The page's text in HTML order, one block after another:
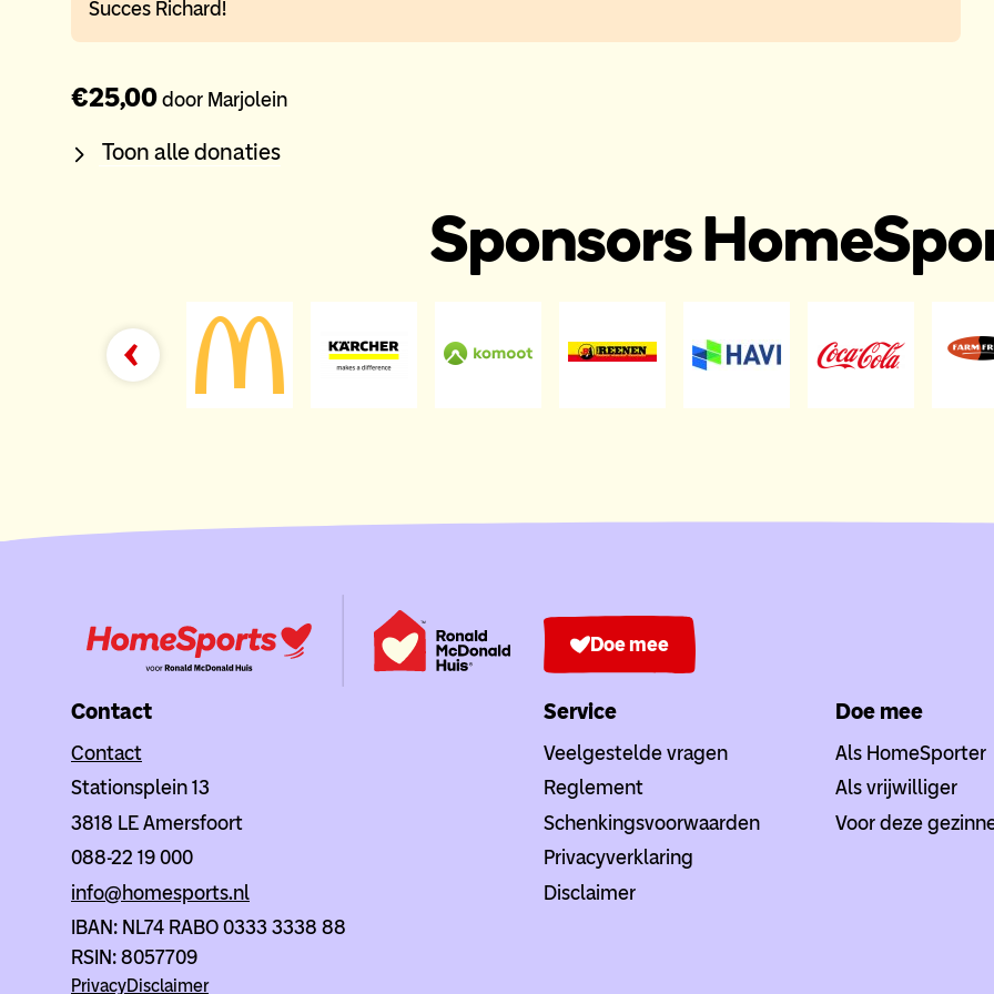
Succes Richard!
€25,00door Marjolein
Toon alle donaties
Sponsors
Doe mee
Contact
Contact
Stationsplein 13
3818 LE Amersfoort
088-22 19 000
info@homesports.nl
IBAN: NL74 RABO 0333 3338 88
RSIN: 8057709
PrivacyDisclaimer
Service
Veelgestelde vragen
Reglement
Schenkingsvoorwaarden
Privacyverklaring
Disclaimer
Doe mee
Als HomeSporter
Als vrijwilliger
Voor deze